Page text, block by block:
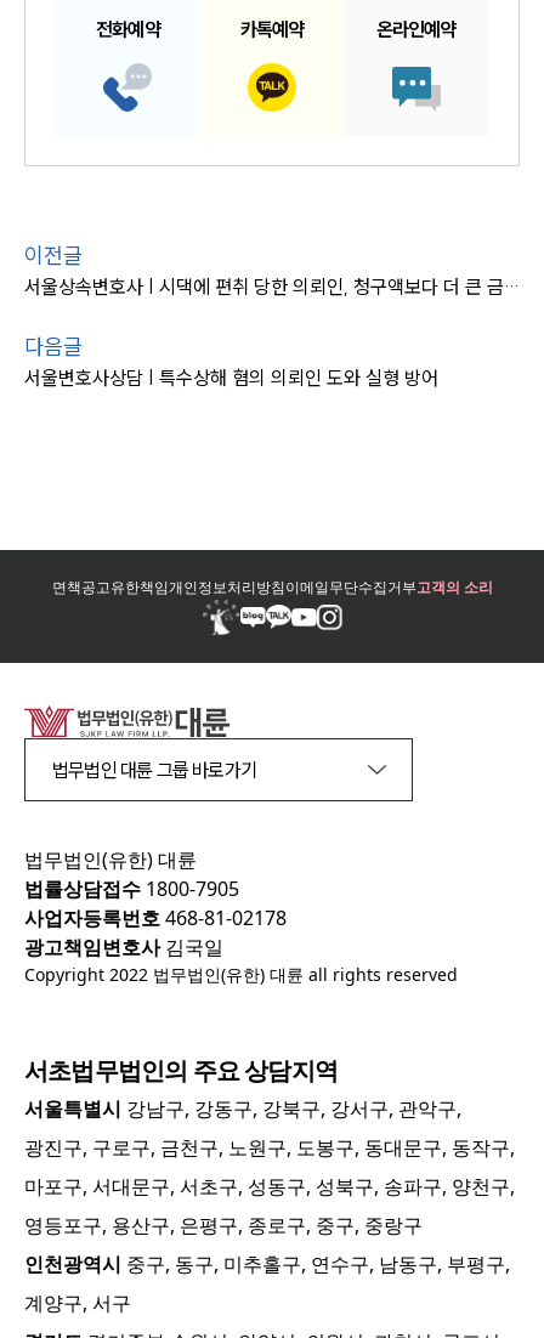
전화예약 카톡예약 온라인예약
이전글
서울상속변호사 | 시댁에 편취 당한 의뢰인, 청구액보다 더 큰 금액 인용
다음글
서울변호사상담 | 특수상해 혐의 의뢰인 도와 실형 방어
면책공고유한책임개인정보처리방침이메일무단수집거부고객의 소리
법무법인 대륜 그룹 바로가기
법무법인(유한) 대륜
법률상담접수 1800-7905
사업자등록번호468-81-02178
광고책임변호사김국일
Copyright 2022 법무법인(유한) 대륜 all rights reserved
서초법무법인의 주요 상담지역
서울특별시 강남구, 강동구, 강북구, 강서구, 관악구,
광진구, 구로구, 금천구, 노원구, 도봉구, 동대문구, 동작구,
마포구, 서대문구, 서초구, 성동구, 성북구, 송파구, 양천구,
영등포구, 용산구, 은평구, 종로구, 중구, 중랑구
인천광역시 중구, 동구, 미추홀구, 연수구, 남동구, 부평구,
계양구, 서구